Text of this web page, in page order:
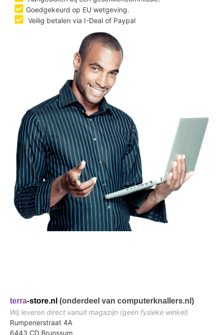
Goedgekeurd op EU wetgeving.
Veilig betalen via I-Deal of Paypal
terra-store.nl (onderdeel van computerknallers.nl)
Wij leveren direct vanuit magazijn (geen fysieke winkel)
Rumpenerstraat 4A
6443 CD Brunssum